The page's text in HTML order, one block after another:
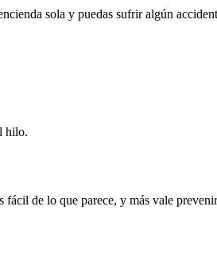
sola y puedas sufrir algún
hilo.
de lo que parece, y más vale